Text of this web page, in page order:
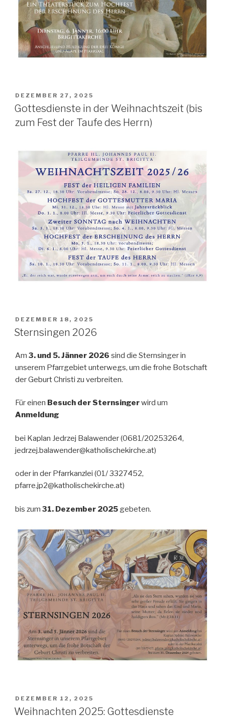
POSTED
ON
DEZEMBER 27, 2025
Gottesdienste in der Weihnachtszeit (bis
zum Fest der Taufe des Herrn)
POSTED
ON
DEZEMBER 18, 2025
Sternsingen 2026
Am 3. und 5. Jänner 2026 sind die Sternsinger in
unserem Pfarrgebiet unterwegs, um die frohe Botschaft
der Geburt Christi zu verbreiten.
Für einen Besuch der Sternsingerwird um
Anmeldung
bei Kaplan Jedrzej Balawender (0681/20253264,
jedrzej.balawender@katholischekirche.at)
oder in der Pfarrkanzlei (01/ 3327452,
pfarre.jp2@katholischekirche.at)
bis zum 31. Dezember 2025 gebeten.
POSTED
ON
DEZEMBER 12, 2025
Weihnachten 2025: Gottesdienste